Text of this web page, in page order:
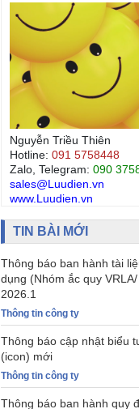
Nguyễn Triều Thiên
Hotline: 091 5758448
Zalo, Telegram: 090
sales@Luudien.vn
www.Luudien.vn
TIN BÀI MỚI
Thông báo ban hành tài
dụng (Nhóm ắc quy
2026.1
Thông tin công ty
Thông báo cập nhật biểu
(icon) mới
Thông tin công ty
Thông báo ban hành quy